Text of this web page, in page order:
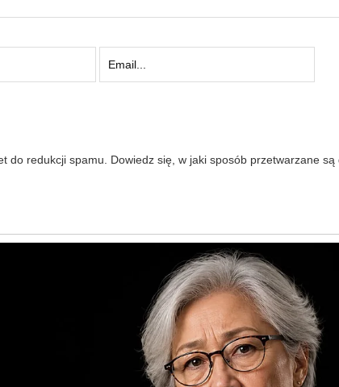
do redukcji spamu. Dowiedz się, w jaki sposób przetwarzane są